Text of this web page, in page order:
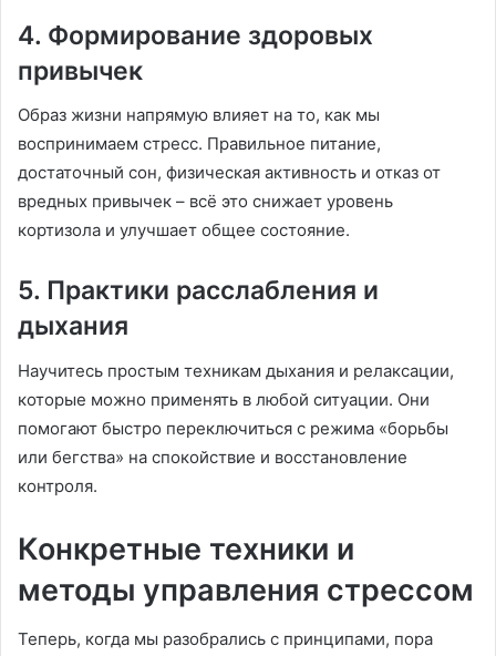
4. Формирование здоровых
привычек
Образ жизни напрямую влияет на то, как мы
воспринимаем стресс. Правильное питание,
достаточный сон, физическая активность и отказ от
вредных привычек – всё это снижает уровень
кортизола и улучшает общее состояние.
5. Практики расслабления и
дыхания
Научитесь простым техникам дыхания и релаксации,
которые можно применять в любой ситуации. Они
помогают быстро переключиться с режима «борьбы
или бегства» на спокойствие и восстановление
контроля.
Конкретные техники и
методы управления стрессом
Теперь, когда мы разобрались с принципами, пора